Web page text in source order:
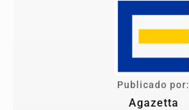
Publicado por:
Agazetta